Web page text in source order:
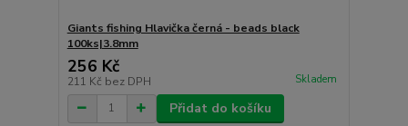
Giants fishing Hlavička černá - beads black
100ks|3.8mm
256 Kč
211 Kč bez DPH Skladem
Přidat do košíku